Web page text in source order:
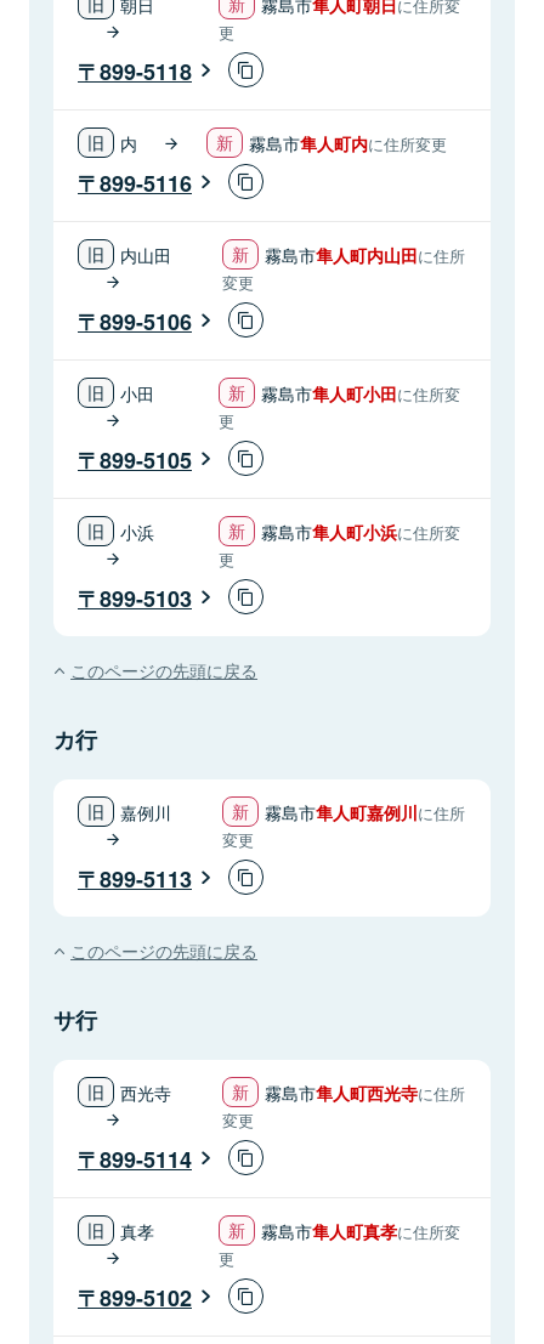
に住所変
更
899-5118
内 霧島市隼人町内に住所変更
899-5116
内山田 霧島市隼人町内山田に住所
変更
899-5106
小田 霧島市隼人町小田に住所変
更
899-5105
小浜 霧島市隼人町小浜に住所変
更
899-5103
このページの先頭に戻る
カ行
嘉例川 霧島市隼人町嘉例川に住所
変更
899-5113
このページの先頭に戻る
サ行
西光寺 霧島市隼人町西光寺に住所
変更
899-5114
真孝 霧島市隼人町真孝に住所変
更
899-5102